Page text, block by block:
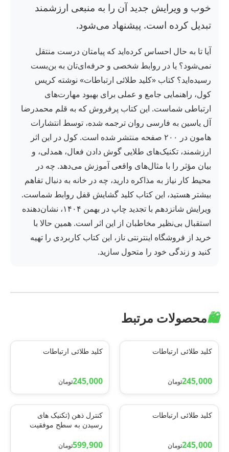
خوب و ویرایش جدید آن را به منبعی ارزشمند
تبدیل کرده است. پیشنهاد می‌شود.
آیا تا به حال احساس کرده‌اید که پیامتان درست منتقل
نمی‌شود؟ یا در روابط شخصی و حرفه‌ای‌تان به بن‌بست
رسیده‌اید؟ کتاب «کلید طلائی ارتباطات» نوشته کریس
کول، راهنمایی جامع و عملی برای بهبود مهارت‌های
ارتباطی شماست. این کتاب پرفروش که به قلم محمدرضا
آل یاسین به فارسی روان ترجمه شده، توسط انتشارات
هامون در ۲۰۰ صفحه منتشر شده است. کول در این اثر
ارزشمند، تکنیک‌های طلایی گوش دادن فعال، همدلی، و
بیان مؤثر را با مثال‌های واقعی آموزش می‌دهد. چه در
محیط کار نیاز به مذاکره دارید، چه در خانه به دنبال تفاهم
بیشتر هستید، این کتاب کلید گشایش قفل روابط شماست.
ویرایش شانزدهم با تجدید چاپ در بهمن ۱۴۰۴، نشان‌دهنده
استقبال بی‌نظیر مخاطبان از این اثر است. همین حالا با
خرید از فروشگاه اینترنتی ناز، این کتاب کاربردی را تهیه
کنید و زندگی خود را متحول سازید.
🛍️محصولات مرتبط
کلید طلائی ارتباطات
245,000تومان
کلید طلائی ارتباطات
245,000تومان
کلید طلائی ارتباطات
245,000تومان
کنترل ذهن (تکنیک های
رسیدن به سطح موفقیت
599,900تومان